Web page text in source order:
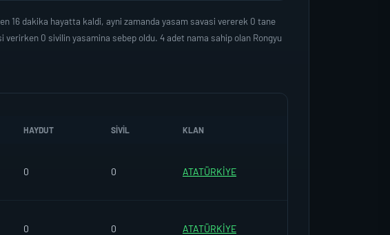
16 dakika hayatta kaldi, ayni zamanda yasam savasi vererek 0 tane
0 sivilin yasamina sebep oldu. 4 adet nama sahip olan Rongyu
HAYDUT SIVIL KLAN
0 0 ATATÜRKİYE
0 0 ATATÜRKİYE